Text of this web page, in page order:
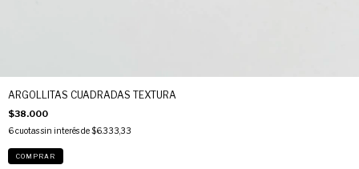
ARGOLLITAS CUADRADAS TEXTURA
$38.000
6cuotas sin interés de$6.333,33